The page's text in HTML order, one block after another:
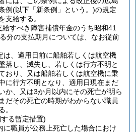
例(以下「新条例」という。)の規定
支給する。
すべき障害補償年金のうち昭和41
分の支払期月については、なお従前
は、適用日前に船舶若しくは航空機
落し、滅失し、若しくは行方不明と
おり、又は船舶若しくは航空機に乗
に行方不明となり、適用日現在まだ
か、又は3か月以内にその死亡が明ら
だその死亡の時期がわからない職員
。
る暫定措置)
に職員が公務上死亡した場合におけ